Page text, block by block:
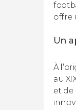
offre
Un
À
au
et de